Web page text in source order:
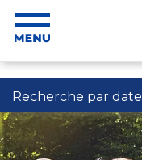
Recherche par date